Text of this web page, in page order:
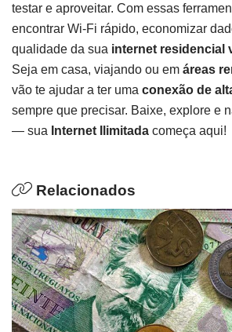
testar e aproveitar. Com essas
encontrar Wi-Fi rápido, economizar
qualidade da sua internet residencial
Seja em casa, viajando ou em áreas
vão te ajudar a ter uma conexão de
sempre que precisar. Baixe, explore e
— sua Internet Ilimitada começa aqui!
Relacionados